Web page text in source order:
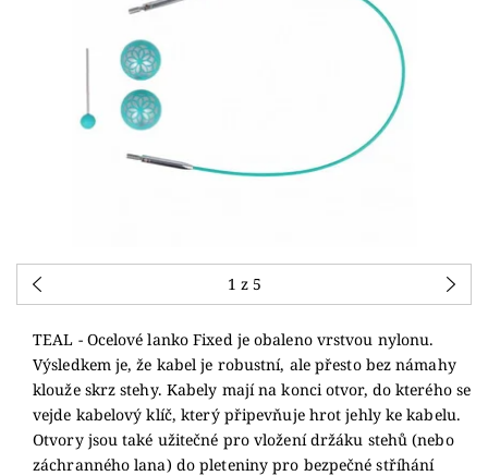
1 z 5
TEAL - Ocelové lanko Fixed je obaleno vrstvou nylonu.
Výsledkem je, že kabel je robustní, ale přesto bez námahy
klouže skrz stehy. Kabely mají na konci otvor, do kterého se
vejde kabelový klíč, který připevňuje hrot jehly ke kabelu.
Otvory jsou také užitečné pro vložení držáku stehů (nebo
záchranného lana) do pleteniny pro bezpečné stříhání